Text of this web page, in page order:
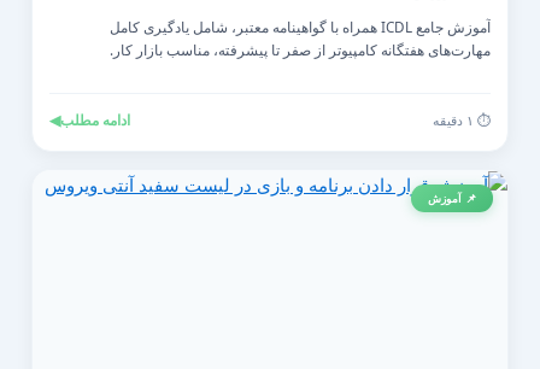
آموزش جامع ICDL همراه با گواهینامه معتبر، شامل یادگیری کامل
مهارت‌های هفتگانه کامپیوتر از صفر تا پیشرفته، مناسب بازار کار.
ادامه مطلب◀
📌 آموزش